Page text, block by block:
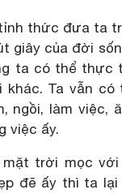
thức đưa ta
giây của đời
ta có thể thực
Ta vẫn
ngồi, làm
việc ấy.
trời mọc
đẽ ấy thì ta